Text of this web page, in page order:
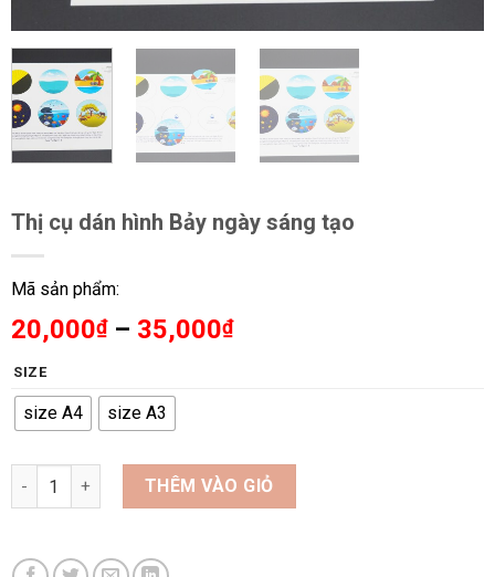
Thị cụ dán hình Bảy ngày sáng tạo
Mã sản phẩm:
20,000₫ – 35,000₫Khoảng
35,000₫
SIZE
size A4 size A3
Thị cụ dán hình Bảy ngày sáng tạo số lượng
THÊM VÀO GIỎ